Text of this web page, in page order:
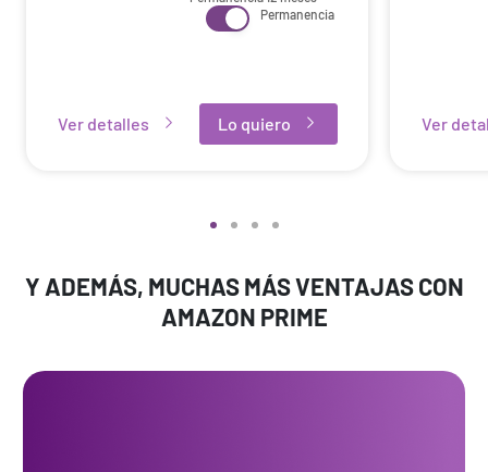
Permanencia
Ver detalles Lo quiero Ver
Y ADEMÁS, MUCHAS MÁS VENTAJAS CON
AMAZON PRIME